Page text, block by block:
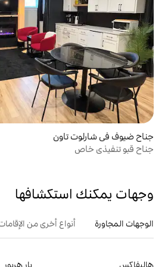
متوسط التقييم 4.71 من 5، 7 مراجعات
أخرى من الإقامات أبرز المعالم القريبة
بار هربور